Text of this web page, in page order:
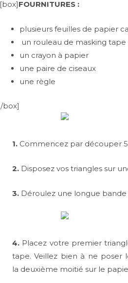
[box]FOURNITURES :
plusieurs feuilles de papier
un rouleau de masking tape
un crayon à papier
une paire de ciseaux
une règle
box]
1. Commencez par découper
2. Disposez vos triangles sur
3. Déroulez une longue
4. Placez votre premier
tape. Veillez bien à ne
la deuxième moitié sur le